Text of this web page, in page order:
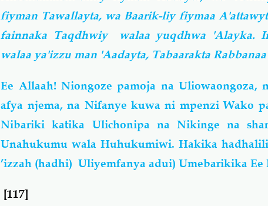
fiyman Tawallayta, wa Baarik-liy fiymaa
fainnaka Taqdhwiy walaa yuqdhwa 'Alayka.
walaa ya'izzu man 'Aadayta, Tabaarakta
Ee Allaah! Niongoze pamoja na Uliowaongoza,
afya njema, na Nifanye kuwa ni mpenzi Wako
Nibariki katika Ulichonipa na Nikinge na
Unahukumu wala Huhukumiwi. Hakika
’izzah (hadhi) Uliyemfanya adui) Umebarikika
[117]